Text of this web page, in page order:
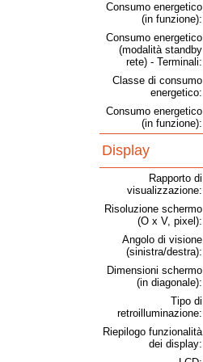
Consumo energetico
(in funzione):
Consumo energetico
(modalità standby
rete) - Terminali:
Classe di consumo
energetico:
Consumo energetico
(in funzione):
Display
Rapporto di
visualizzazione:
Risoluzione schermo
(O x V, pixel):
Angolo di visione
(sinistra/destra):
Dimensioni schermo
(in diagonale):
Tipo di
retroilluminazione:
Riepilogo funzionalità
dei display: